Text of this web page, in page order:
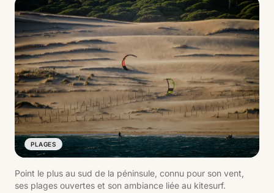
PLAGES
Point le plus au sud de la péninsule, connu pour son vent,
ses plages ouvertes et son ambiance liée au kitesurf.